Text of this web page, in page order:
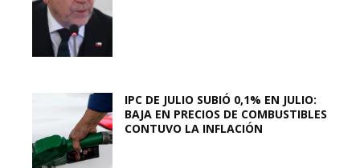
IPC DE JULIO SUBIÓ 0,1% EN JULIO:
BAJA EN PRECIOS DE COMBUSTIBLES
CONTUVO LA INFLACIÓN